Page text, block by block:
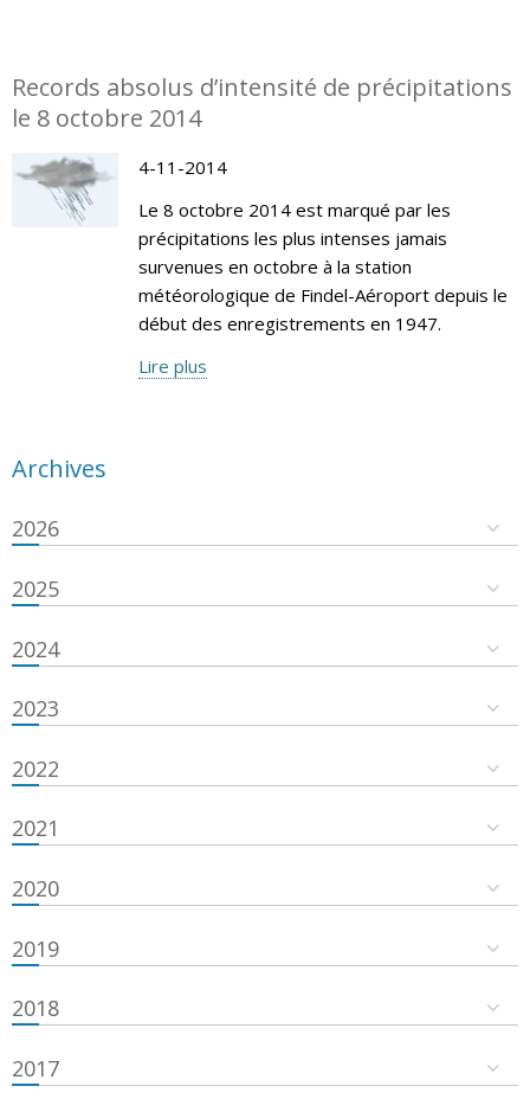
Records absolus d’intensité de précipitations
le 8 octobre 2014
4-11-2014
Le 8 octobre 2014 est marqué par les
précipitations les plus intenses jamais
survenues en octobre à la station
météorologique de Findel-Aéroport depuis le
début des enregistrements en 1947.
Lire plus
Archives
2026
2025
2024
2023
2022
2021
2020
2019
2018
2017